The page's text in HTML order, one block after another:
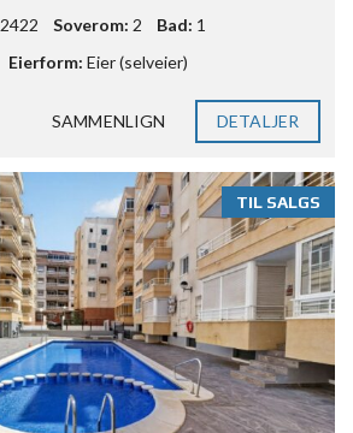
2422 Soverom: 2 Bad: 1
Eierform: Eier (selveier)
SAMMENLIGN DETALJER
TIL SALGS